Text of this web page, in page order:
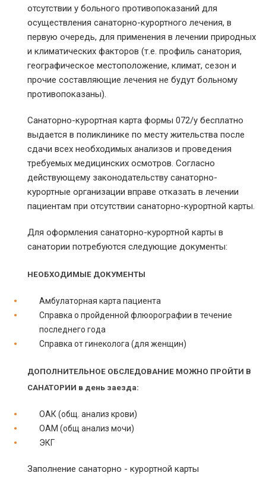
отсутствии у больного противопоказаний для
осуществления санаторно-курортного лечения, в
первую очередь, для применения в лечении природных
и климатических факторов (т.е. профиль санатория,
географическое местоположение, климат, сезон и
прочие составляющие лечения не будут больному
противопоказаны).
Санаторно-курортная карта формы 072/у бесплатно
выдается в поликлинике по месту жительства после
сдачи всех необходимых анализов и проведения
требуемых медицинских осмотров. Согласно
действующему законодательству санаторно-
курортные организации вправе отказать в лечении
пациентам при отсутствии санаторно-курортной карты.
Для оформления санаторно-курортной карты в
санатории потребуются следующие документы:
НЕОБХОДИМЫЕ ДОКУМЕНТЫ
Амбулаторная карта пациента
Справка о пройденной флюорографии в течение
последнего года
Справка от гинеколога (для женщин)
ДОПОЛНИТЕЛЬНОЕ ОБСЛЕДОВАНИЕ МОЖНО ПРОЙТИ В
САНАТОРИИ в день заезда:
ОАК (общ. анализ крови)
ОАМ (общ анализ мочи)
ЭКГ
Заполнение санаторно - курортной карты